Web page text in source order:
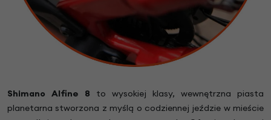
Shimano Alfine 8 to wysokiej klasy, wewnętrzna piasta
planetarna stworzona z myślą o codziennej jeździe w mieście